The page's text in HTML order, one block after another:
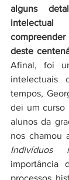
alguns
deste
Afinal, foi
intelectuais
tempos,
dei um curso
alunos da
nos chamou
Indivíduos
importância
processos